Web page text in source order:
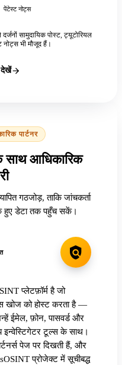
पेंटेस्ट नोट्स
सामुदायिक पोस्ट, ट्यूटोरियल
भी मौजूद हैं।
देखें
पार्टनर
आधिकारिक
गठजोड़, ताकि जांचकर्ता
हुए डेटा तक पहुँच सकें।
प्लेटफ़ॉर्म है जो
खोज को होस्ट करता है —
ईमेल, फ़ोन, पासवर्ड और
टूल्स के साथ।
पेज पर दिखती हैं, और
प्रोजेक्ट में सूचीबद्ध